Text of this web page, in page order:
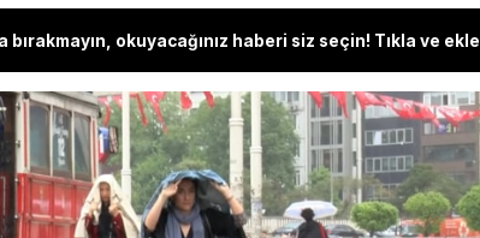
bırakmayın, okuyacağınız haberi siz seçin! Tıkla ve ekle